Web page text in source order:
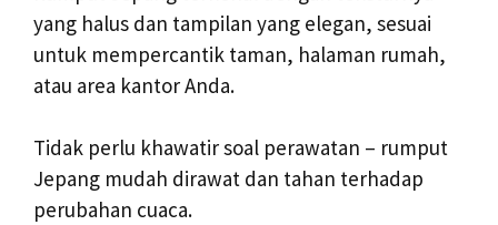
yang halus dan tampilan yang elegan, sesuai
untuk mempercantik taman, halaman rumah,
atau area kantor Anda.
Tidak perlu khawatir soal perawatan – rumput
Jepang mudah dirawat dan tahan terhadap
perubahan cuaca.